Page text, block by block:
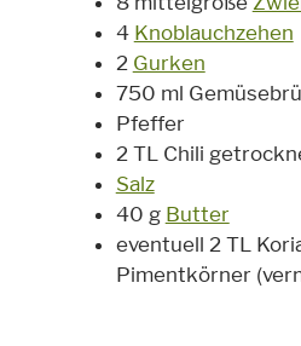
4 Knoblauchzehen
2 Gurken
750 ml
Pfeffer
2 TL Chili
Salz
40 g Butter
eventuell 2 TL
Pimentkörner